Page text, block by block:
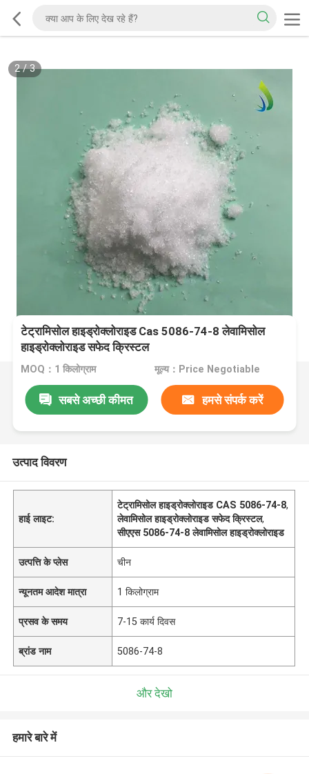
2/3
टेट्रामिसोल हाइड्रोक्लोराइड Cas 5086-74-8 लेवामिसोल
हाइड्रोक्लोराइड सफेद क्रिस्टल
MOQ：1 किलोग्राम मूल्य：Price Negotiable
सबसे अच्छी कीमत हमसे संपर्क करें
उत्पाद विवरण
हाई लाइट:
टेट्रामिसोल हाइड्रोक्लोराइड CAS 5086-74-8,
लेवामिसोल हाइड्रोक्लोराइड सफेद क्रिस्टल,
सीएएस 5086-74-8 लेवामिसोल हाइड्रोक्लोराइड
उत्पत्ति के प्लेस चीन
न्यूनतम आदेश मात्रा 1 किलोग्राम
प्रसव के समय 7-15 कार्य दिवस
ब्रांड नाम 5086-74-8
और देखो
हमारे बारे में